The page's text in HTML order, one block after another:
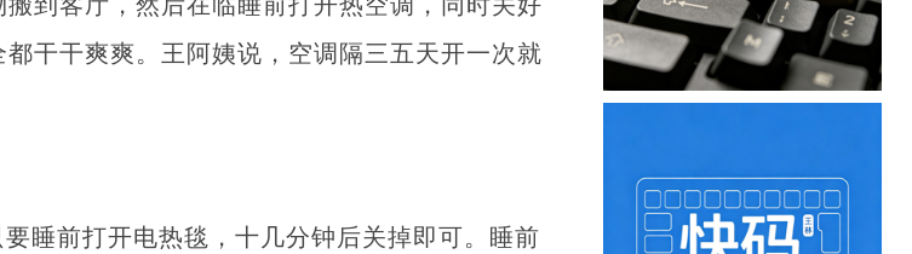
干干爽爽。王阿姨说，空调隔三五天开一次就
睡前打开电热毯，十几分钟后关掉即可。睡前